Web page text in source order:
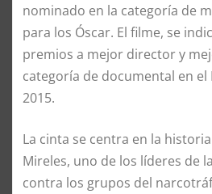
nominado en la categoría de
para los Óscar. El filme, se
premios a mejor director y
categoría de documental en el
2015.
La cinta se centra en la
Mireles, uno de los líderes de
contra los grupos del